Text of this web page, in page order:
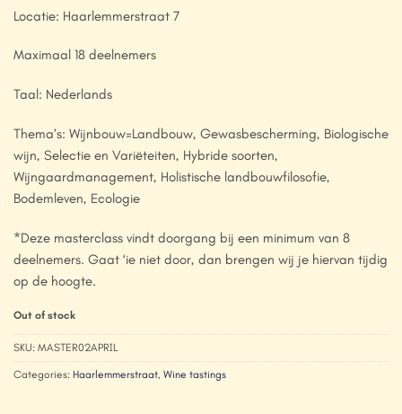
Locatie: Haarlemmerstraat 7
Maximaal 18 deelnemers
Taal: Nederlands
Thema’s: Wijnbouw=Landbouw, Gewasbescherming, Biologische
wijn, Selectie en Variëteiten, Hybride soorten,
Wijngaardmanagement, Holistische landbouwfilosofie,
Bodemleven, Ecologie
*Deze masterclass vindt doorgang bij een minimum van 8
deelnemers. Gaat ‘ie niet door, dan brengen wij je hiervan tijdig
op de hoogte.
Out of stock
SKU: MASTER02APRIL
Categories: Haarlemmerstraat, Wine tastings